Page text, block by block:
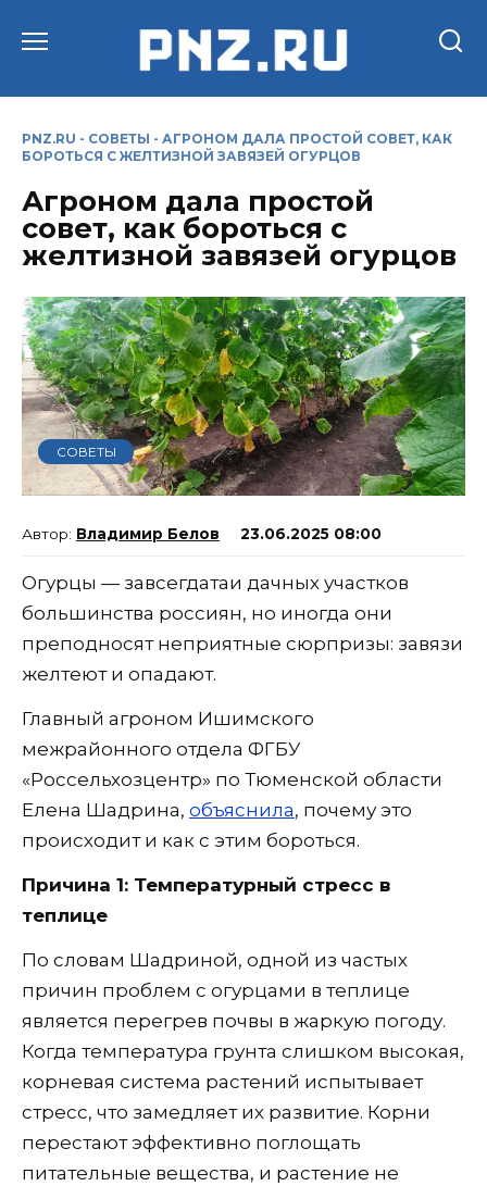
PNZ.RU - СОВЕТЫ - АГРОНОМ ДАЛА ПРОСТОЙ СОВЕТ, КАК
БОРОТЬСЯ С ЖЕЛТИЗНОЙ ЗАВЯЗЕЙ ОГУРЦОВ
Агроном дала простой
совет, как бороться с
желтизной завязей огурцов
СОВЕТЫ
Владимир Белов 23.06.2025 08:00
Огурцы — завсегдатаи дачных участков
большинства россиян, но иногда они
преподносят неприятные сюрпризы: завязи
желтеют и опадают.
Главный агроном Ишимского
межрайонного отдела ФГБУ
«Россельхозцентр» по Тюменской области
Елена Шадрина, объяснила, почему это
происходит и как с этим бороться.
Причина 1: Температурный стресс в
теплице
По словам Шадриной, одной из частых
причин проблем с огурцами в теплице
является перегрев почвы в жаркую погоду.
Когда температура грунта слишком высокая,
корневая система растений испытывает
стресс, что замедляет их развитие. Корни
перестают эффективно поглощать
питательные вещества, и растение не